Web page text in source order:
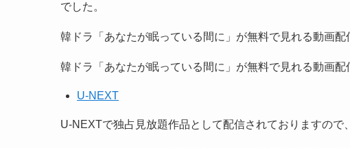
でした。
韓ドラ「あなたが眠っている間に」が無料で見れる動画配
韓ドラ「あなたが眠っている間に」が無料で見れる動画配
U-NEXT
U-NEXTで独占見放題作品として配信されておりますので